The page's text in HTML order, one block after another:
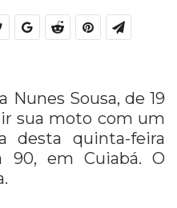
Nunes Sousa, de 19
sua moto com um
desta quinta-feira
90, em Cuiabá. O